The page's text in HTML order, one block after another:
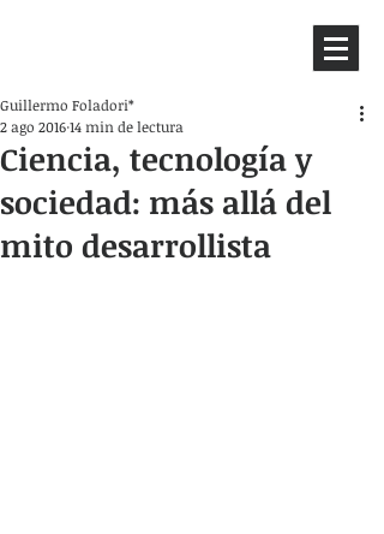
Ciencia, tecnología y
sociedad: más allá del
mito desarrollista
Guillermo Foladori*
2 ago 201614 min de lectura